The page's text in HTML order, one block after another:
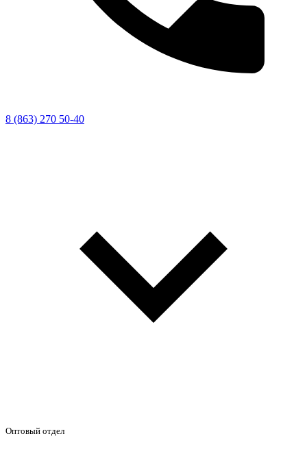
8 (863) 270 50-40
Оптовый отдел